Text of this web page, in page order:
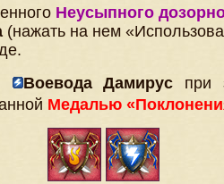
Неусыпного
(нажать на нем
Воевода Дамирус при
Медалью